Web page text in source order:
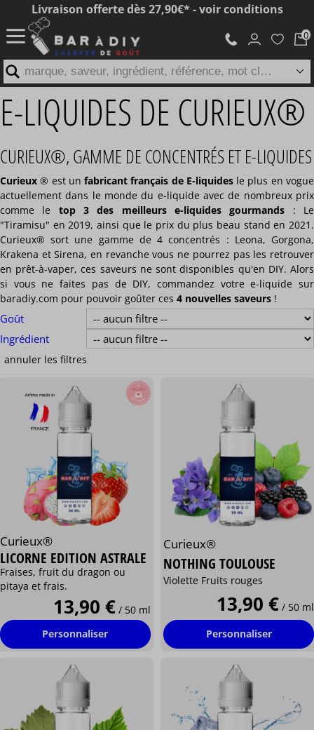
E-LIQUIDES DE CURIEUX®
CURIEUX®, GAMME DE CONCENTRÉS ET E-LIQUIDES
Curieux ® est unfabricant français de E-liquidesle plus en vogue
actuellement dans le monde du e-liquide avec de nombreux prix
comme le top 3 des meilleurs e-liquides gourmands : Le
"Tiramisu" en 2019, ainsi que le prix du plus beau stand en 2021.
Curieux® sort une gamme de 4 concentrés : Leona, Gorgona,
Krakena et Sirena, en revanche vous ne pourrez pas les retrouver
en prêt-à-vaper, ces saveurs ne sont disponibles qu'en DIY. Alors
si vous ne faites pas de DIY, commandez votre e-liquide sur
baradiy.com pour pouvoir goûter ces 4 nouvelles saveurs !
Goût
Ingrédient
Curieux®
LICORNE EDITION ASTRALE
Fraises, fruit du dragon ou
pitaya et frais.
13,90 € / 50 ml
Personnaliser
Curieux®
NOTHING TOULOUSE
Violette Fruits rouges
13,90 € / 50 ml
Personnaliser
Livraison offerte dès 27,90€* - voir conditions
marque, saveur, ingrédient, référence, mot clé...